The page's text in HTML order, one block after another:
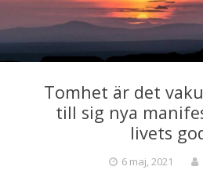
Tomhet är det
till sig nya
livets
6 maj, 2021